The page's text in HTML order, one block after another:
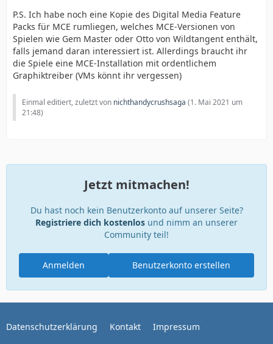
P.S. Ich habe noch eine Kopie des Digital Media Feature
Packs für MCE rumliegen, welches MCE-Versionen von
Spielen wie Gem Master oder Otto von Wildtangent enthält,
falls jemand daran interessiert ist. Allerdings braucht ihr
die Spiele eine MCE-Installation mit ordentlichem
Graphiktreiber (VMs könnt ihr vergessen)
Einmal editiert, zuletzt von nichthandycrushsaga (1. Mai 2021 um
21:48)
Jetzt mitmachen!
Du hast noch kein Benutzerkonto auf unserer Seite?
Registriere dich kostenlos und nimm an unserer
Community teil!
Benutzerkonto erstellen
Anmelden
Datenschutzerklärung Kontakt Impressum